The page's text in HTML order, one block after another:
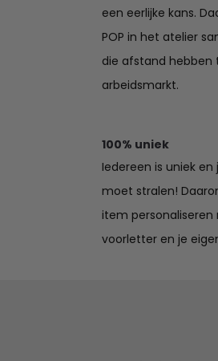
een eerlijke kans.
POP in het atelier
die afstand hebben
arbeidsmarkt.
100% uniek
Iedereen is uniek en
moet stralen!
item
voorletter en je